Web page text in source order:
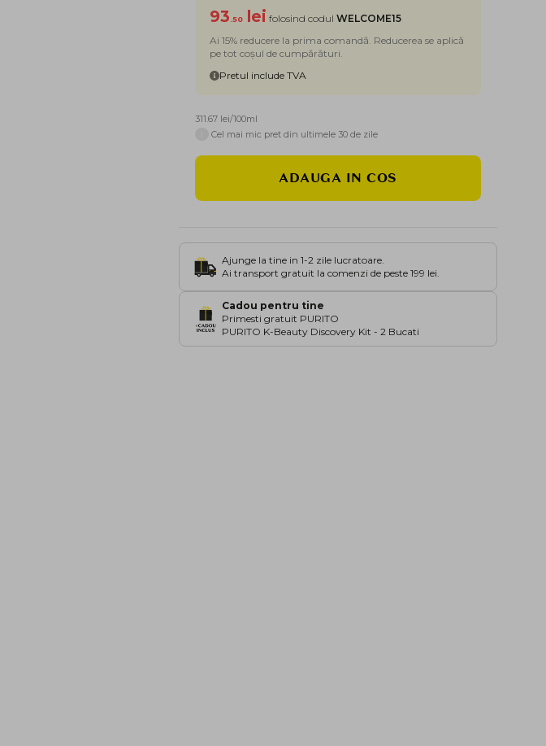
93 .50 lei folosind codul WELCOME15
Ai 15% reducere la prima comandă. Reducerea se aplică
pe tot coșul de cumpărături.
Pretul include TVA
311.67 lei/100ml
Cel mai mic pret din ultimele 30 de zile
ADAUGA IN COS
Ajunge la tine in 1-2 zile lucratoare.
Ai transport gratuit la comenzi de peste 199 lei.
Cadou pentru tine
Primesti gratuit PURITO
PURITO K-Beauty Discovery Kit - 2 Bucati